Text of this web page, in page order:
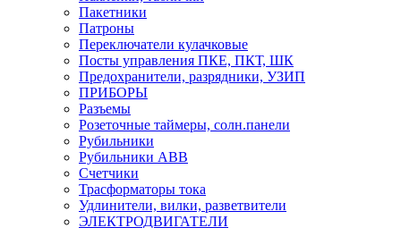
Пакетники
Патроны
Переключатели кулачковые
Посты управления ПКЕ, ПКТ, ШК
Предохранители, разрядники, УЗИП
ПРИБОРЫ
Разъемы
Розеточные таймеры, солн.панели
Рубильники
Рубильники ABB
Счетчики
Трасформаторы тока
Удлинители, вилки, разветвители
ЭЛЕКТРОДВИГАТЕЛИ